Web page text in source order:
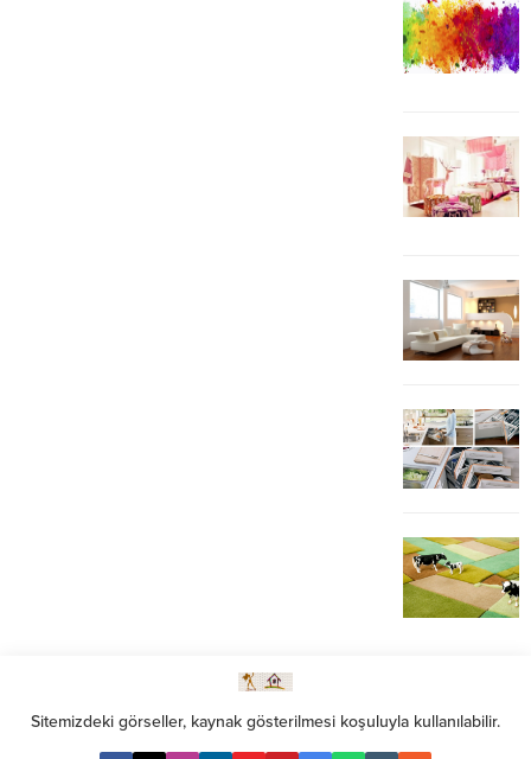
Sitemizdeki görseller, kaynak gösterilmesi koşuluyla kullanılabilir.